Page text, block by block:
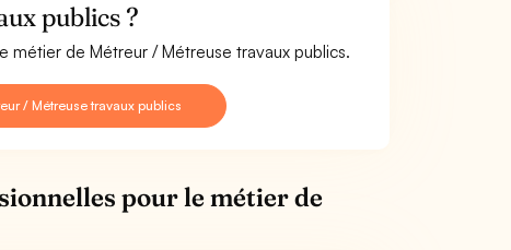
publics ?
métier de Métreur / Métreuse travaux publics.
/ Métreuse travaux publics
pour le métier de